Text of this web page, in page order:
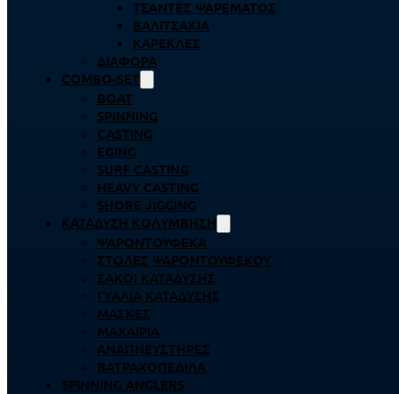
ΤΣΆΝΤΕΣ ΨΑΡΈΜΑΤΟΣ
ΒΑΛΙΤΣΆΚΙΑ
ΚΑΡΈΚΛΕΣ
ΔΙΆΦΟΡΑ
COMBO-SET
BOAT
SPINNING
CASTING
EGING
SURF CASTING
HEAVY CASTING
SHORE JIGGING
ΚΑΤΆΔΥΣΗ ΚΟΛΎΜΒΗΣΗ
ΨΑΡΟΝΤΟΎΦΕΚΑ
ΣΤΟΛΈΣ ΨΑΡΟΝΤΟΎΦΕΚΟΥ
ΣΆΚΟΙ ΚΑΤΆΔΥΣΗΣ
ΓΥΑΛΙΆ ΚΑΤΆΔΥΣΗΣ
ΜΆΣΚΕΣ
ΜΑΧΑΊΡΙΑ
ΑΝΑΠΝΕΥΣΤΉΡΕΣ
ΒΑΤΡΑΧΟΠΈΔΙΛΑ
SPINNING ANGLERS